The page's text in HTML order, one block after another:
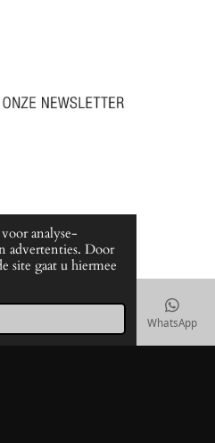
analyse-
advertenties. Door
site gaat u hiermee
WhatsApp